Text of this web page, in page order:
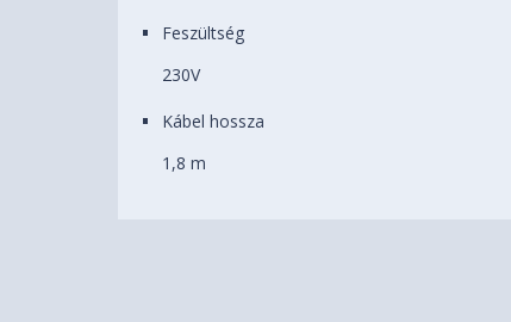
Feszültség
230V
Kábel hossza
1,8 m